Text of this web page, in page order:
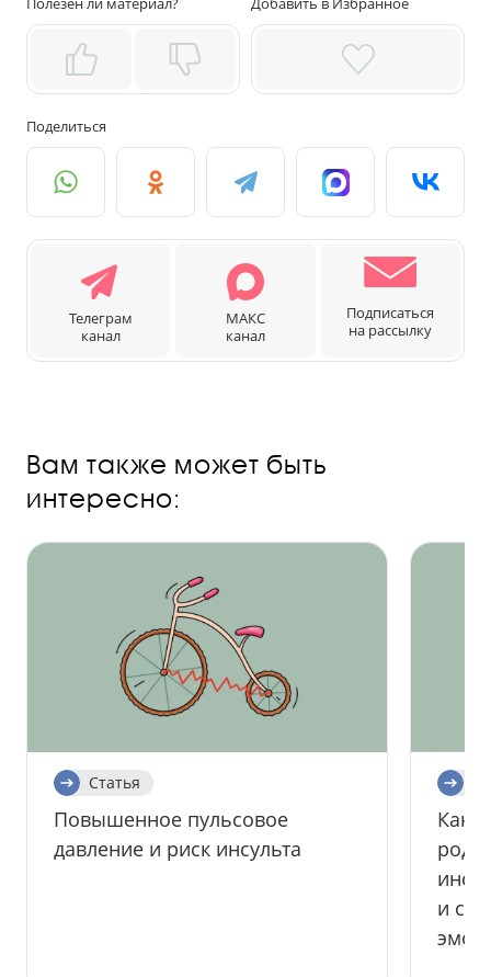
Поделиться
Телеграм
канал
МАКС
канал
Подписаться
на рассылку
Вам также может быть
интересно:
Статья
Повышенное пульсовое
давление и риск инсульта
Как
и